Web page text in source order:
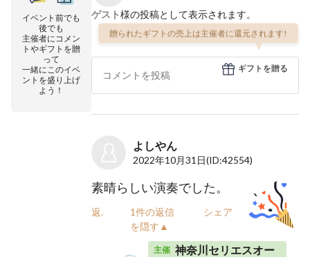
イベント前でも
後でも
主催者にコメン
トやギフトを贈
って
一緒にこのイベ
ントを盛り上げ
よう！
ゲスト様の投稿として表示されます。
贈られたギフトの売上は主催者に還元されます!
ギフトを贈る
よしやん
2022年10月31日(ID:42554)
素晴らしい演奏でした。
返信
1件の返信
を隠す▲
シェア
主催 神奈川セリエスオー